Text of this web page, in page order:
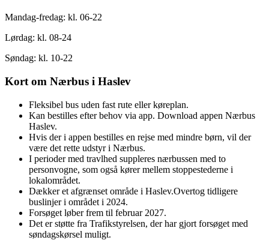
Mandag-fredag: kl. 06-22
Lørdag: kl. 08-24
Søndag: kl. 10-22
Kort om Nærbus i Haslev
Fleksibel bus uden fast rute eller køreplan.
Kan bestilles efter behov via app. Download appen Nærbus
Haslev.
Hvis der i appen bestilles en rejse med mindre børn, vil der
være det rette udstyr i Nærbus.
I perioder med travlhed suppleres nærbussen med to
personvogne, som også kører mellem stoppestederne i
lokalområdet.
Dækker et afgrænset område i Haslev.Overtog tidligere
buslinjer i området i 2024.
Forsøget løber frem til februar 2027.
Det er støtte fra Trafikstyrelsen, der har gjort forsøget med
søndagskørsel muligt.